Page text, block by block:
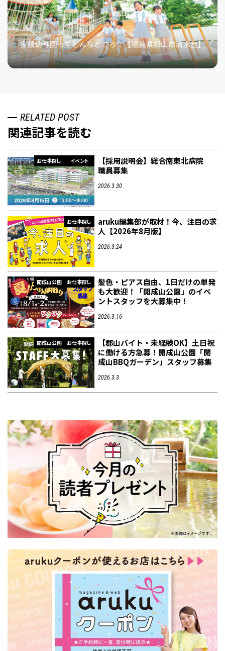
RELATED POST
関連記事を読む
お仕事探し イベント
【採用説明会】総合南東北病院
職員募集
2026.3.30
お仕事探し
aruku編集部が取材！今、注目の求
人【2026年8月版】
2026.3.24
開成山公園 お仕事探し
髪色・ピアス自由、1日だけの単発
も大歓迎！「開成山公園」のイベ
ントスタッフを大募集中！
2026.3.16
開成山公園 お仕事探し
【郡山バイト・未経験OK】土日祝
に働ける方急募！開成山公園「開
成山BBQガーデン」スタッフ募集
2026.3.3